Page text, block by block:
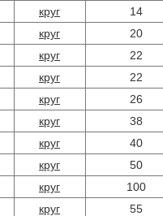
круг
14
круг
20
круг
22
круг
22
круг
26
круг
38
круг
40
круг
50
круг
100
круг
55